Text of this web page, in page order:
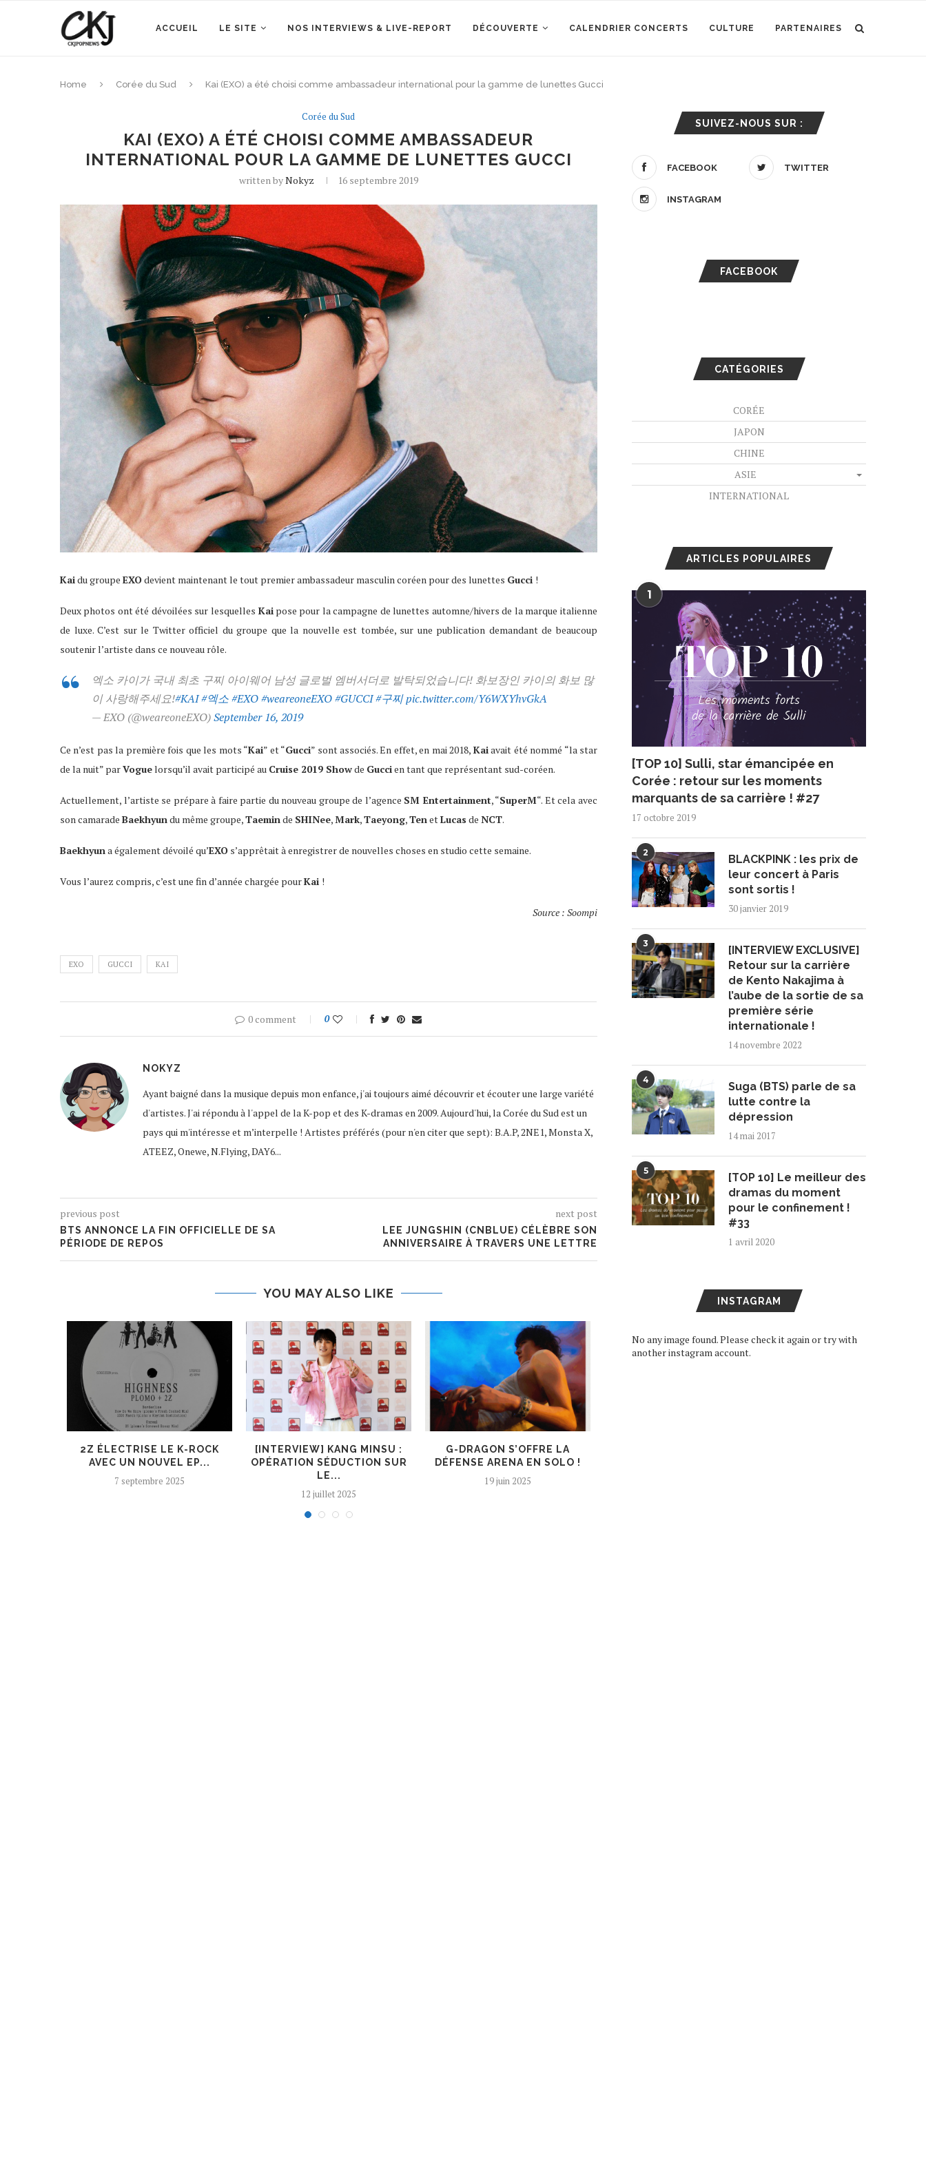
ACCUEIL LE SITE NOS INTERVIEWS & LIVE-REPORT DÉCOUVERTE CALENDRIER CONCERTS CULTURE PARTENAIRES
Home Corée du Sud Kai (EXO) a été choisi comme ambassadeur international pour la gamme de lunettes Gucci
Corée du Sud
KAI (EXO) A ÉTÉ CHOISI COMME AMBASSADEUR
INTERNATIONAL POUR LA GAMME DE LUNETTES GUCCI
written byNokyz 16 septembre 2019
Kaidu groupe EXOdevient maintenant le tout premier ambassadeur masculin coréen pour des lunettes Gucci !
Deux photos ont été dévoilées sur lesquelles Kaipose pour la campagne de lunettes automne/hivers de la marque italienne
de luxe. C’est sur le Twitter officiel du groupe que la nouvelle est tombée, sur une publication demandant de beaucoup
soutenir l’artiste dans ce nouveau rôle.
엑소 카이가 국내 최초 구찌 아이웨어 남성 글로벌 엠버서더로 발탁되었습니다! 화보장인 카이의 화보 많
이 사랑해주세요!#KAI#엑소#EXO#weareoneEXO#GUCCI#구찌pic.twitter.com/Y6WXYhvGkA
— EXO (@weareoneEXO)September 16, 2019
Ce n’est pas la première fois que les mots “Kai” et “Gucci” sont associés. En effet, en mai 2018, Kaiavait été nommé “la star
de la nuit” parVoguelorsqu’il avait participé au Cruise 2019 Showde Guccien tant que représentant sud-coréen.
Actuellement, l’artiste se prépare à faire partie du nouveau groupe de l’agence SM Entertainment, “SuperM“. Et cela avec
son camarade Baekhyundu même groupe,Taeminde SHINee,Mark,Taeyong,TenetLucas de NCT.
Baekhyuna également dévoilé qu’EXO s’apprêtait à enregistrer de nouvelles choses en studio cette semaine.
Vous l’aurez compris, c’est une fin d’année chargée pourKai !
Source : Soompi
EXO GUCCI KAI
0 comment 0
NOKYZ
Ayant baigné dans la musique depuis mon enfance, j'ai toujours aimé découvrir et écouter une large variété
d'artistes. J'ai répondu à l'appel de la K-pop et des K-dramas en 2009. Aujourd'hui, la Corée du Sud est un
pays qui m'intéresse et m’interpelle ! Artistes préférés (pour n'en citer que sept): B.A.P, 2NE1, Monsta X,
ATEEZ, Onewe, N.Flying, DAY6...
previous post
BTS ANNONCE LA FIN OFFICIELLE DE SA
PÉRIODE DE REPOS
next post
LEE JUNGSHIN (CNBLUE) CÉLÈBRE SON
ANNIVERSAIRE À TRAVERS UNE LETTRE
YOU MAY ALSO LIKE
2Z ÉLECTRISE LE K-ROCK
AVEC UN NOUVEL EP...
7 septembre 2025
[INTERVIEW] KANG MINSU :
OPÉRATION SÉDUCTION SUR
LE...
12 juillet 2025
G-DRAGON S’OFFRE LA
DÉFENSE ARENA EN SOLO !
19 juin 2025
SUIVEZ-NOUS SUR :
FACEBOOK TWITTER
INSTAGRAM
FACEBOOK
CATÉGORIES
CORÉE
JAPON
CHINE
ASIE
INTERNATIONAL
ARTICLES POPULAIRES
1
[TOP 10] Sulli, star émancipée en
Corée : retour sur les moments
marquants de sa carrière ! #27
17 octobre 2019
2
BLACKPINK : les prix de
leur concert à Paris
sont sortis !
30 janvier 2019
3
[INTERVIEW EXCLUSIVE]
Retour sur la carrière
de Kento Nakajima à
l’aube de la sortie de sa
première série
internationale !
14 novembre 2022
4
Suga (BTS) parle de sa
lutte contre la
dépression
14 mai 2017
5
[TOP 10] Le meilleur des
dramas du moment
pour le confinement !
#33
1 avril 2020
INSTAGRAM
No any image found. Please check it again or try with
another instagram account.